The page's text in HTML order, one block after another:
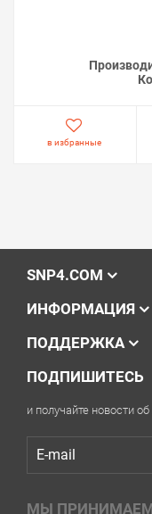
в избранные
SNP4.COM
ИНФОРМАЦИЯ
ПОДДЕРЖКА
ПОДПИШИТЕСЬ
и получайте новости
МЫ